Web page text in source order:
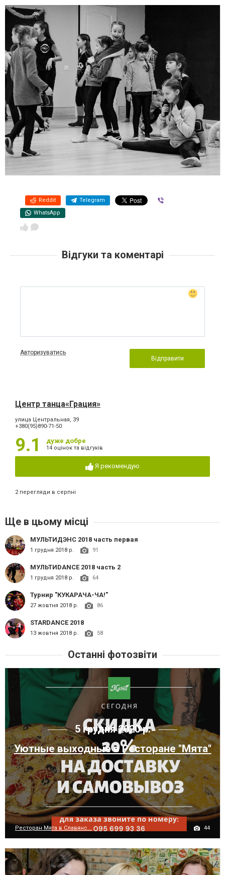
Reddit Telegram
WhatsApp
Відгуки та коментарі
Авторизуватись
Відправити
Центр танца«Грация»
улица Центральная, 39
+380(95)890-71-50
9.1 дуже добре
14 оцінок та відгуків
Я рекомендую
2 перегляди в серпні
Ще в цьому місці
МУЛЬТИДЭНС 2018 часть первая
1 грудня 2018 р. 91
МУЛЬТИDANCE 2018 часть 2
1 грудня 2018 р. 64
Турнир "КУКАРАЧА-ЧА!"
27 жовтня 2018 р. 86
STARDANCE 2018
13 жовтня 2018 р. 58
Останні фотозвіти
5 грудня 2020 р.
Уютные выходные в Ресторане "Мята"
Ресторан Мята в Славянс... 44